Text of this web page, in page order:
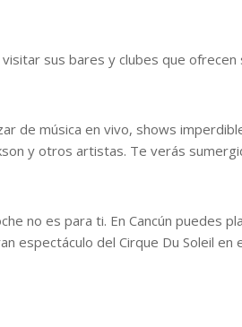
sus bares y clubes que ofrecen
de música en vivo, shows
y otros artistas. Te verás
no es para ti. En Cancún puedes
espectáculo del Cirque Du Soleil en